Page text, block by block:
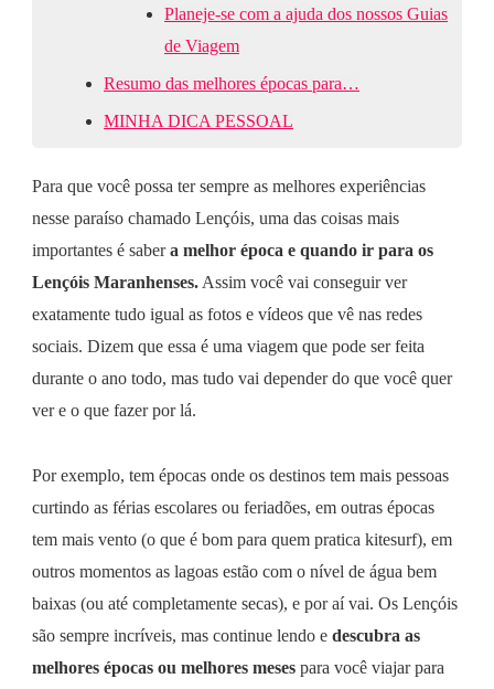
Planeje-se com a ajuda dos nossos Guias
de Viagem
Resumo das melhores épocas para…
MINHA DICA PESSOAL
Para que você possa ter sempre as melhores experiências
nesse paraíso chamado Lençóis, uma das coisas mais
importantes é sabera melhor época e quando ir para os
Lençóis Maranhenses. Assim você vai conseguir ver
exatamente tudo igual as fotos e vídeos que vê nas redes
sociais. Dizem que essa é uma viagem que pode ser feita
durante o ano todo, mas tudo vai depender do que você quer
ver e o que fazer por lá.
Por exemplo, tem épocas onde os destinos tem mais pessoas
curtindo as férias escolares ou feriadões, em outras épocas
tem mais vento (o que é bom para quem pratica kitesurf), em
outros momentos as lagoas estão com o nível de água bem
baixas (ou até completamente secas), e por aí vai. Os Lençóis
são sempre incríveis, mas continue lendo e descubra as
melhores épocas ou melhores meses para você viajar para